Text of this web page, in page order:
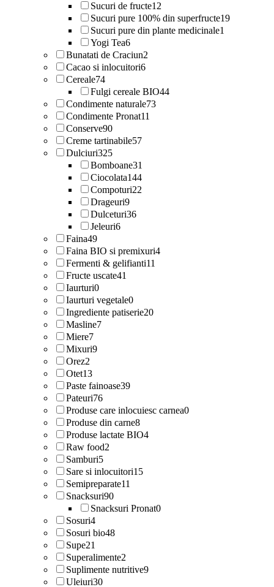
Sucuri de fructe12
Sucuri pure 100% din superfructe19
Sucuri pure din plante medicinale1
Yogi Tea6
Bunatati de Craciun2
Cacao si inlocuitori6
Cereale74
Fulgi cereale BIO44
Condimente naturale73
Condimente Pronat11
Conserve90
Creme tartinabile57
Dulciuri325
Bomboane31
Ciocolata144
Compoturi22
Drageuri9
Dulceturi36
Jeleuri6
Faina49
Faina BIO si premixuri4
Fermenti & gelifianti11
Fructe uscate41
Iaurturi0
Iaurturi vegetale0
Ingrediente patiserie20
Masline7
Miere7
Mixuri9
Orez2
Otet13
Paste fainoase39
Pateuri76
Produse care inlocuiesc carnea0
Produse din carne8
Produse lactate BIO4
Raw food2
Samburi5
Sare si inlocuitori15
Semipreparate11
Snacksuri90
Snacksuri Pronat0
Sosuri4
Sosuri bio48
Supe21
Superalimente2
Suplimente nutritive9
Uleiuri30